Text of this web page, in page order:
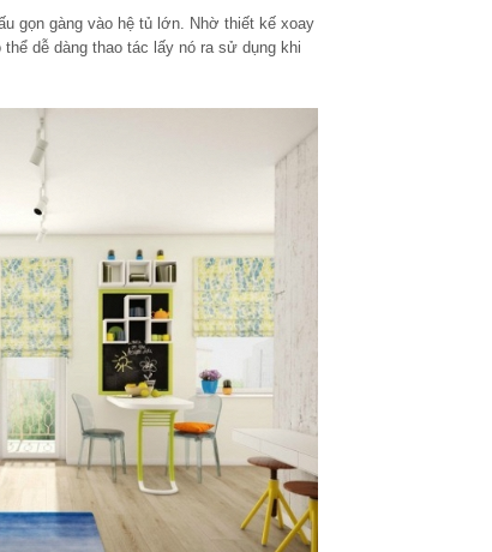
gọn gàng vào hệ tủ lớn. Nhờ thiết kế xoay
dễ dàng thao tác lấy nó ra sử dụng khi